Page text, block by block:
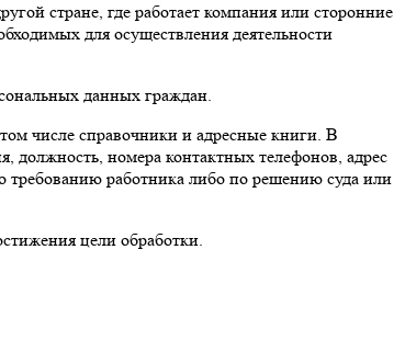
стране, где работает компания или сторонние
для осуществления деятельности
данных граждан.
числе справочники и адресные книги. В
должность, номера контактных телефонов, адрес
работника либо по решению суда или
цели обработки.